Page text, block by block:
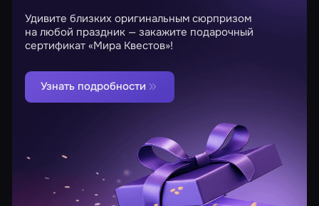
Удивите близких оригинальным сюрпризом
на любой праздник — закажите подарочный
сертификат «Мира Квестов»!
Узнать подробности